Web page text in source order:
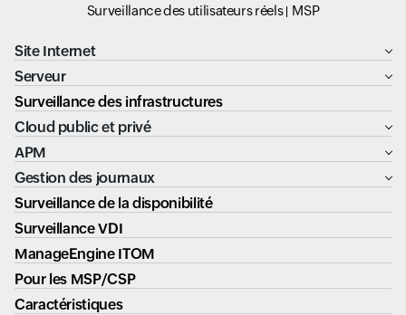
Surveillance des utilisateurs réels
MSP
Site Internet
Serveur
Surveillance des infrastructures
Cloud public et privé
APM
Gestion des journaux
Surveillance de la disponibilité
Surveillance VDI
ManageEngine ITOM
Pour les MSP/CSP
Caractéristiques